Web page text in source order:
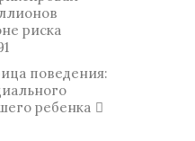
риска
поведения:
ребенка